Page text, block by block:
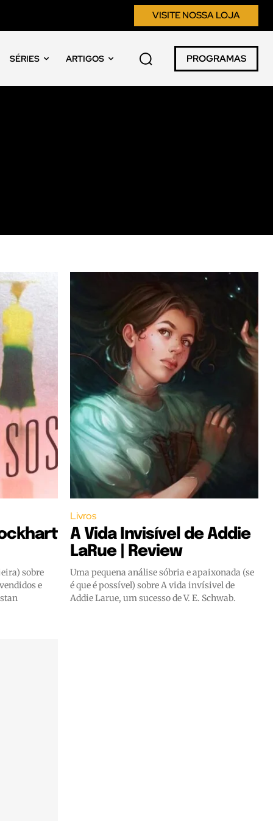
VISITE NOSSA LOJA
SÉRIES ARTIGOS PROGRAMAS
sobre
e
Livros
A Vida Invisível de Addie
LaRue | Review
Uma pequena análise sóbria e apaixonada (se
é que é possível) sobre A vida invísivel de
Addie Larue, um sucesso de V. E. Schwab.